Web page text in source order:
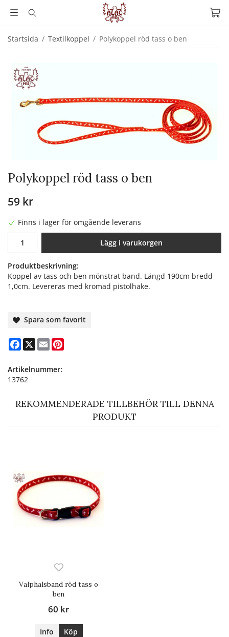
Startsida / Textilkoppel / Polykoppel röd tass o ben
Polykoppel röd tass o ben
59 kr
Finns i lager för omgående leverans
Lägg i varukorgen
Produktbeskrivning:
Koppel av tass och ben mönstrat band. Längd 190cm bredd
1,0cm. Levereras med kromad pistolhake.
Spara som favorit
Facebook
X Email
Artikelnummer:
13762
REKOMMENDERADE TILLBEHÖR TILL DENNA
PRODUKT
Valphalsband röd tass o
ben
60 kr
Info Köp